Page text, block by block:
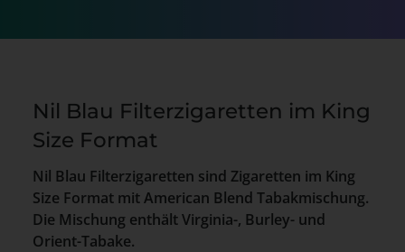
Nil Blau Filterzigaretten im King
Size Format
Nil Blau Filterzigaretten sind Zigaretten im King
Size Format mit American Blend Tabakmischung.
Die Mischung enthält Virginia-, Burley- und
Orient-Tabake.